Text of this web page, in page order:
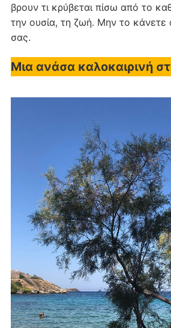
βρουν τι κρύβεται πίσω από το
την ουσία, τη ζωή. Μην το κάνετε
σας.
Μια ανάσα καλοκαιρινή